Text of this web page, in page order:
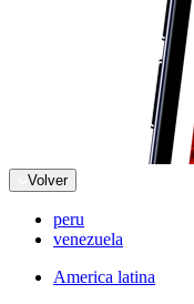
Volver
peru
venezuela
America latina